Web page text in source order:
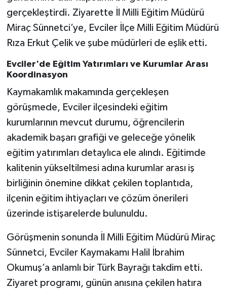
gerçekleştirdi. Ziyarette İl Milli Eğitim Müdürü
Miraç Sünnetci’ye, Evciler İlçe Milli Eğitim Müdürü
Rıza Erkut Çelik ve şube müdürleri de eşlik etti.
Evciler'de Eğitim Yatırımları ve Kurumlar Arası
Koordinasyon
Kaymakamlık makamında gerçekleşen
görüşmede, Evciler ilçesindeki eğitim
kurumlarının mevcut durumu, öğrencilerin
akademik başarı grafiği ve geleceğe yönelik
eğitim yatırımları detaylıca ele alındı. Eğitimde
kalitenin yükseltilmesi adına kurumlar arası iş
birliğinin önemine dikkat çekilen toplantıda,
ilçenin eğitim ihtiyaçları ve çözüm önerileri
üzerinde istişarelerde bulunuldu.
Görüşmenin sonunda İl Milli Eğitim Müdürü Miraç
Sünnetci, Evciler Kaymakamı Halil İbrahim
Okumuş’a anlamlı bir Türk Bayrağı takdim etti.
Ziyaret programı, günün anısına çekilen hatıra